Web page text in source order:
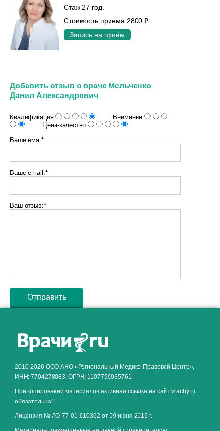
Стаж 27 год.
Стоимость приема 2800 ₽
Запись на приём
Добавить отзыв о враче Мельченко
Данил Александрович
Квалификация
Внимание
Цена-качество
Ваше имя:*
Ваше email:*
Ваш отзыв:*
2010-2026 ООО АНО «Региональный Медико-Правовой Центр»,
ИНН: 7704278083, ОГРН: 1107799035761
При копировании материалов активная ссылка на сайт vrachy.ru
обязательна!
Лицензия № ЛО-77-01-010362 от 09 июня 2015 г.